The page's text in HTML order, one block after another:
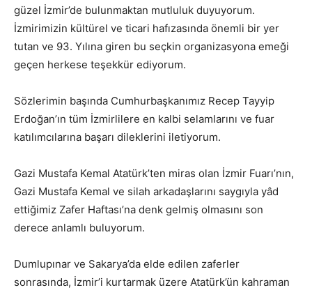
güzel İzmir’de bulunmaktan mutluluk duyuyorum.
İzmirimizin kültürel ve ticari hafızasında önemli bir yer
tutan ve 93. Yılına giren bu seçkin organizasyona emeği
geçen herkese teşekkür ediyorum.
Sözlerimin başında Cumhurbaşkanımız Recep Tayyip
Erdoğan’ın tüm İzmirlilere en kalbi selamlarını ve fuar
katılımcılarına başarı dileklerini iletiyorum.
Gazi Mustafa Kemal Atatürk’ten miras olan İzmir Fuarı’nın,
Gazi Mustafa Kemal ve silah arkadaşlarını saygıyla yâd
ettiğimiz Zafer Haftası’na denk gelmiş olmasını son
derece anlamlı buluyorum.
Dumlupınar ve Sakarya’da elde edilen zaferler
sonrasında, İzmir’i kurtarmak üzere Atatürk’ün kahraman